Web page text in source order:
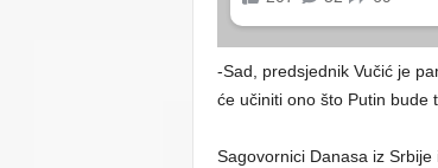
-Sad, predsjednik Vučić je
će učiniti ono što Putin bude
Sagovornici Danasa iz